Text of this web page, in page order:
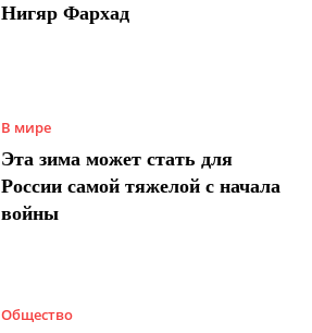
Нигяр Фархад
В мире
Эта зима может стать для
России самой тяжелой с начала
войны
Общество